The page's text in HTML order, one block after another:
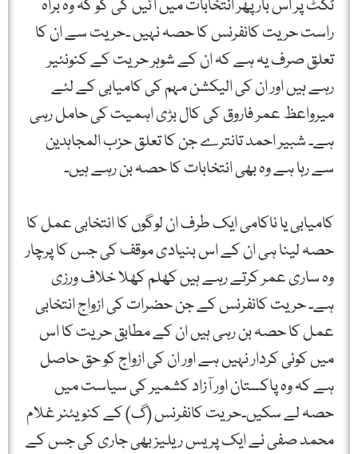
ٹکٹ پر اس بار پھر انتخابات میں آئیں گی گو کہ وہ براہ
راست حریت کانفرنس کا حصہ نہیں ۔حریت سے ان کا
تعلق صرف یہ ہے کہ ان کے شوہر حریت کے کنونئیر
رہے ہیں اور ان کی الیکشن مہم کی کامیابی کے لئے
میرواعظ عمر فاروق کی کال بڑی اہمیت کی حامل رہی
ہے۔ شبیر احمد تانترے جن کا تعلق حزب المجاہدین
سے رہا ہے وہ بھی انتخابات کا حصہ بن رہے ہیں۔
کامیابی یا ناکامی ایک طرف ان لوگوں کا انتخابی عمل کا
حصہ لینا ہی ان کے اس بنیادی موقف کی جس کا پرچار
وہ ساری عمر کرتے رہے ہیں کھلم کھلا خلاف ورزی
ہے۔ حریت کانفرنس کے جن حضرات کی ازواج انتخابی
عمل کا حصہ بن رہی ہیں ان کے مطابق حریت کا اس
میں کوئی کردار نہیں ہے اور ان کی ازواج کو حق حاصل
ہے کہ وہ پاکستان اور آزاد کشمیر کی سیاست میں
حصہ لے سکیں۔حریت کانفرنس (گ) کے کنویئنر غلام
محمد صفی نے ایک پریس ریلیز بھی جاری کی جس کے